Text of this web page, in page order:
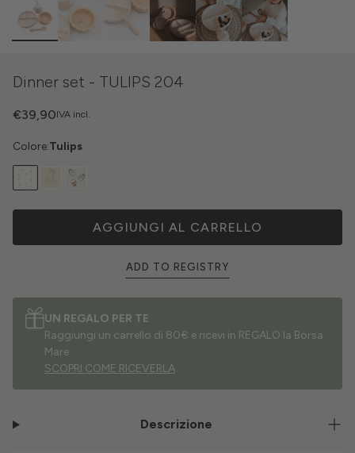
Dinner set - TULIPS 204
IVA incl.
€39,90
Colore:Tulips
AGGIUNGI AL CARRELLO
ADD TO REGISTRY
UN REGALO PER TE
Raggiungi un carrello di 80€ e ricevi in REGALO la Borsa
Mare.
SCOPRI COME RICEVERLA
Descrizione